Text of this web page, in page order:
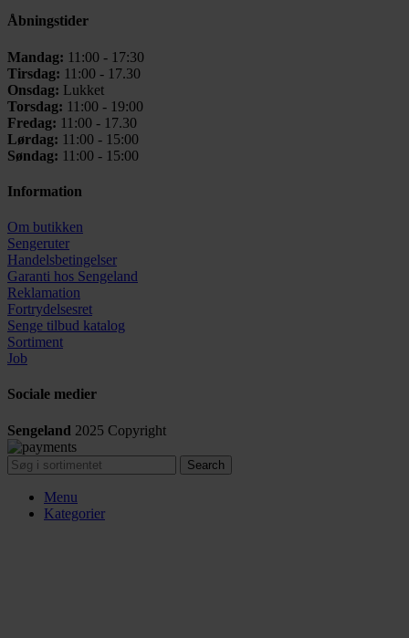
Åbningstider
Mandag: 11:00 - 17:30
Tirsdag: 11:00 - 17.30
Onsdag: Lukket
Torsdag: 11:00 - 19:00
Fredag: 11:00 - 17.30
Lørdag: 11:00 - 15:00
Søndag: 11:00 - 15:00
Information
Om butikken
Sengeruter
Handelsbetingelser
Garanti hos Sengeland
Reklamation
Fortrydelsesret
Senge tilbud katalog
Sortiment
Job
Sociale medier
Sengeland 2025 Copyright
Search
Menu
Kategorier